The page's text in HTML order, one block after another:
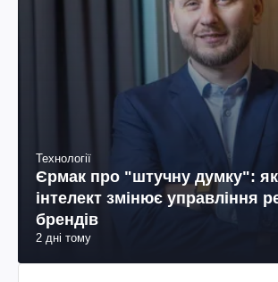
Технології
Єрмак про "штучну думку":
інтелект змінює управління
брендів
2 дні тому